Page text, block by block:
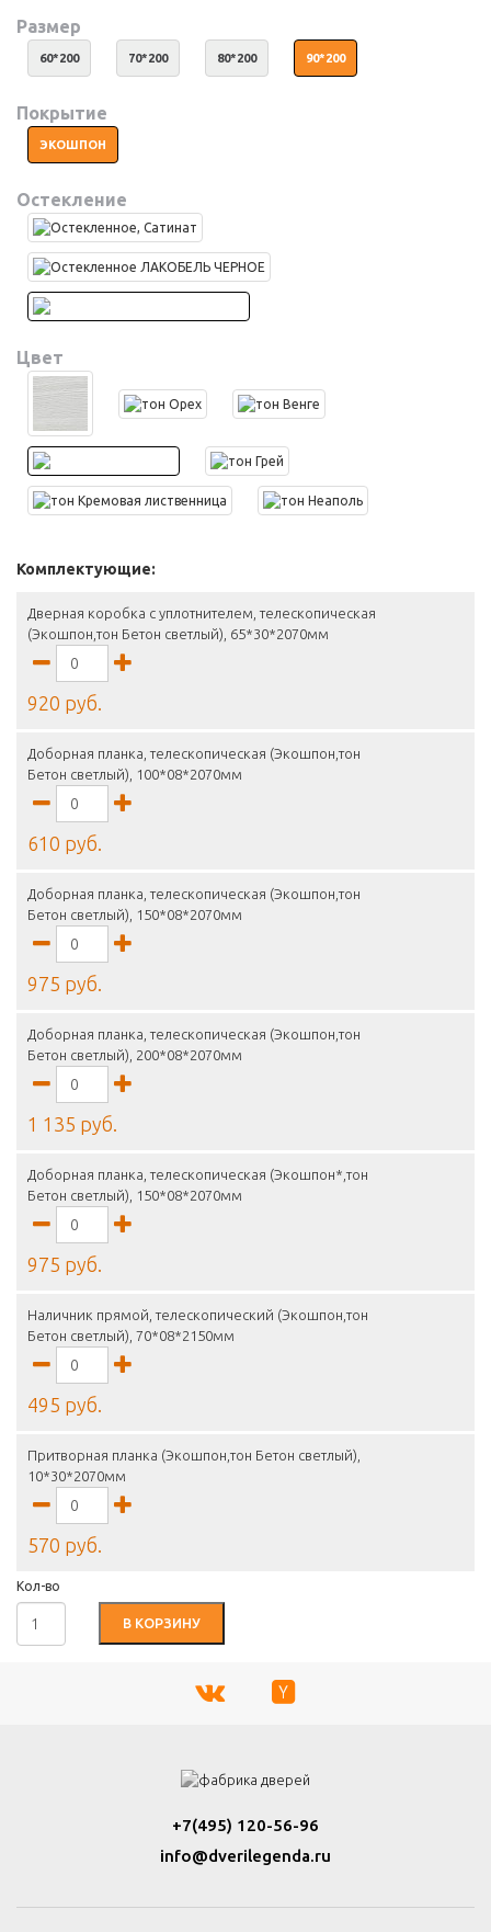
Размер
60*200 70*200 80*200 90*200
Покрытие
ЭКОШПОН
Остекление
Цвет
Комплектующие:
Дверная коробка с уплотнителем, телескопическая
(Экошпон,тон Бетон светлый), 65*30*2070мм
920 руб.
Доборная планка, телескопическая (Экошпон,тон
Бетон светлый), 100*08*2070мм
610 руб.
Доборная планка, телескопическая (Экошпон,тон
Бетон светлый), 150*08*2070мм
975 руб.
Доборная планка, телескопическая (Экошпон,тон
Бетон светлый), 200*08*2070мм
1 135 руб.
Доборная планка, телескопическая (Экошпон*,тон
Бетон светлый), 150*08*2070мм
975 руб.
Наличник прямой, телескопический (Экошпон,тон
Бетон светлый), 70*08*2150мм
495 руб.
Притворная планка (Экошпон,тон Бетон светлый),
10*30*2070мм
570 руб.
Кол-во
В КОРЗИНУ
+7(495) 120-56-96
info@dverilegenda.ru